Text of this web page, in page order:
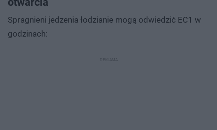
Spragnieni jedzenia łodzianie mogą odwiedzić EC1 w
godzinach: